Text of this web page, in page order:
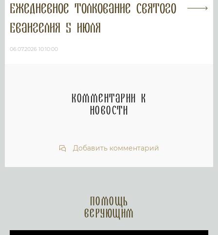
Ежедневное толкование Святого
Евангелия 5 июля
06.07.2026 10:10:00
Комментарии к
новости
Добавить комментарий
Помощь
верующим